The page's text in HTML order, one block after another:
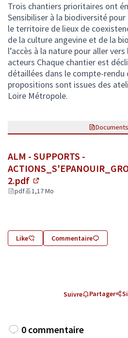
Trois chantiers prioritaires ont
Sensibiliser à la biodiversité
le territoire de lieux de
de la culture angevine et de la
l’accès à la nature pour aller
acteurs Chaque chantier est
détaillées dans le compte-rendu
propositions sont issues des
Loire Métropole.
Documents
ALM - SUPPORTS -
2.pdf
(Lien externe)
pdf 1,17 Mo
Like Commentaire
Suivre Partager
0 commentaire